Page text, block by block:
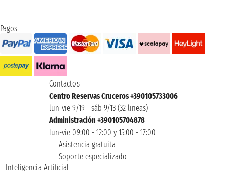
Pagos
Contactos
Centro Reservas Cruceros +390105733006
lun-vie 9/19 - sáb 9/13 (32 lineas)
Administración +390105704878
lun-vie 09:00 - 12:00 y 15:00 - 17:00
Asistencia gratuita
Soporte especializado
Inteligencia Artificial